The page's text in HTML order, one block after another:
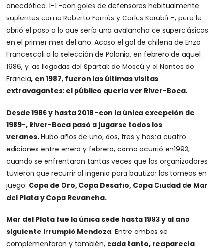
anecdótico, 1-1 -con goles de defensores habitualmente
suplentes como Roberto Fornés y Carlos Karabín-, pero le
abrió el paso a lo que sería una avalancha de superclásicos
en el primer mes del año. Acaso el gol de chilena de Enzo
Francescoli a la selección de Polonia, en febrero de aquel
1986, y las llegadas del Spartak de Moscú y el Nantes de
Francia, en 1987, fueron las últimas visitas
extravagantes: el público quería ver River-Boca.
Desde 1986 y hasta 2018 -con la única excepción de
1989-, River-Boca pasó a jugarse todos los
veranos.Hubo años de uno, dos, tres y hasta cuatro
ediciones entre enero y febrero, como ocurrió en1993,
cuando se enfrentaron tantas veces que los organizadores
tuvieron que recurrir al ingenio para bautizar las torneos en
juego: Copa de Oro, Copa Desafío, Copa Ciudad de Mar
del Plata y Copa Revancha.
Mar del Plata fue la única sede hasta 1993 y al año
siguiente irrumpió Mendoza. Entre ambas se
complementaron y también, cada tanto, reaparecía